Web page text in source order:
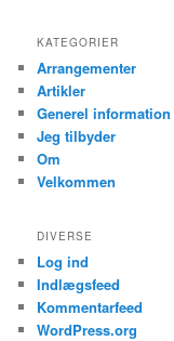
KATEGORIER
Arrangementer
Artikler
Generel information
Jeg tilbyder
Om
Velkommen
DIVERSE
Log ind
Indlægsfeed
Kommentarfeed
WordPress.org